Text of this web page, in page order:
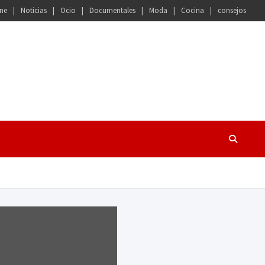
Noticias Ocio Documentales Moda Cocina consejos